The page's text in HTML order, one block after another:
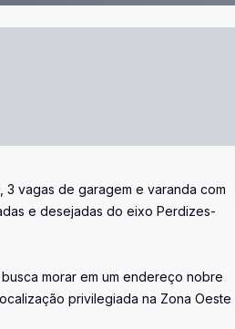
3 vagas de garagem e varanda com
e desejadas do eixo Perdizes-
morar em um endereço nobre
privilegiada na Zona Oeste